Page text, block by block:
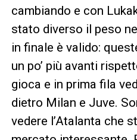
cambiando e con
stato diverso il peso
in finale è valido:
un po’ più avanti
gioca e in prima fila
dietro Milan e Juve.
vedere l’Atalanta che